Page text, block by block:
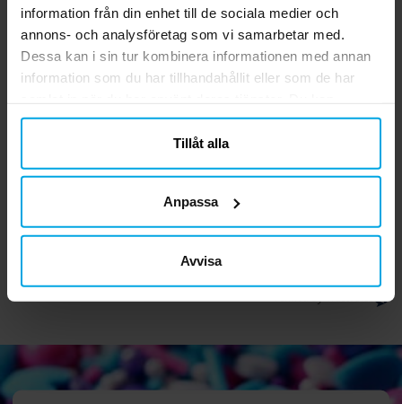
information från din enhet till de sociala medier och
annons- och analysföretag som vi samarbetar med.
Dessa kan i sin tur kombinera informationen med annan
information som du har tillhandahållit eller som de har
närsomhelst ändra ditt samtycke.
Tillåt alla
Anpassa
Avvisa
2 betyg
Recensioner (2)
Verified by Trustvoice